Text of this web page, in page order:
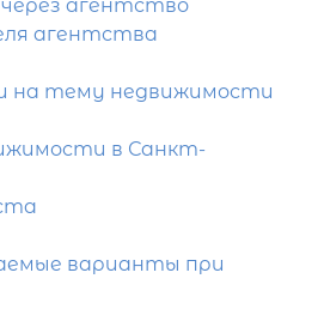
агентство
агентства
на тему недвижимости
в Санкт-
варианты при